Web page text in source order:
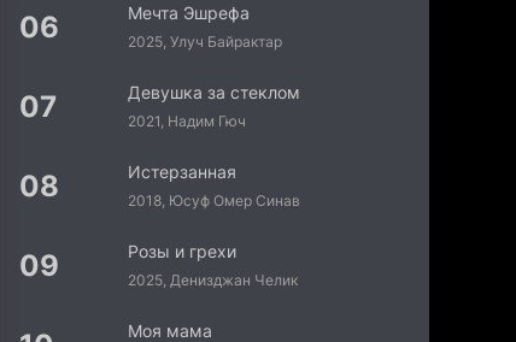
Легенда о черном
Мечта Эшрефа
2025, Улуч Байрактар
Девушка за стеклом
2021, Надим Гюч
Истерзанная
2018, Юсуф Омер Синав
Розы и грехи
2025, Денизджан Челик
Моя мама